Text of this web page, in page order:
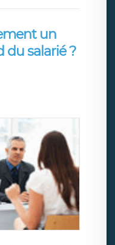
un
du salarié ?